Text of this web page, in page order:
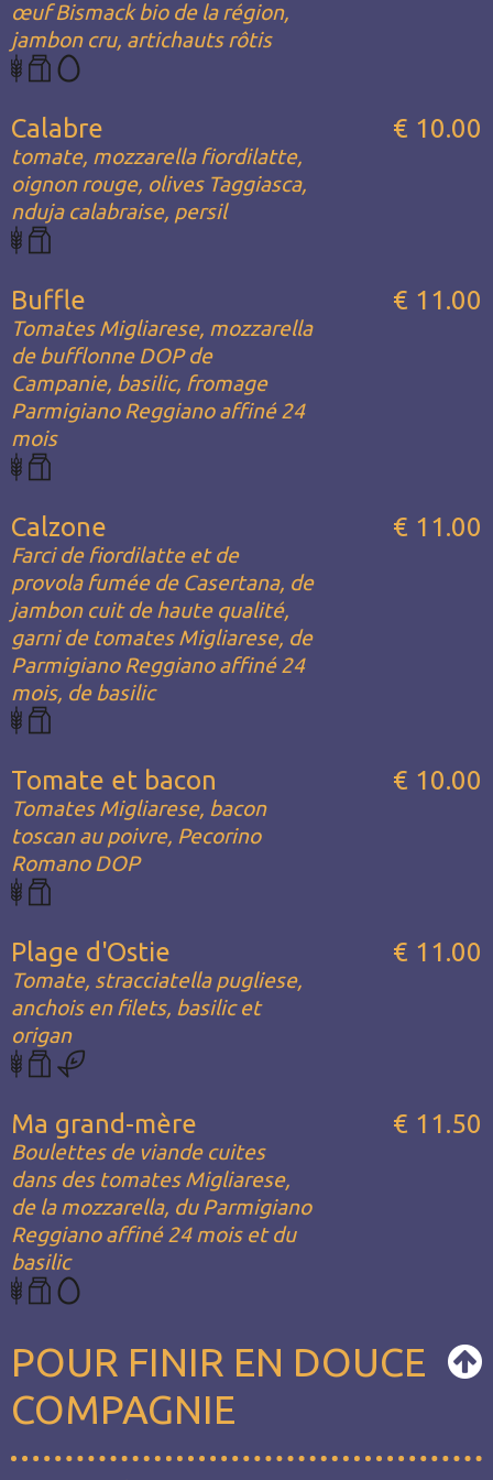
œuf Bismack bio de la région,
jambon cru, artichauts rôtis
Calabre
tomate, mozzarella fiordilatte,
oignon rouge, olives Taggiasca,
nduja calabraise, persil
€ 10.00
Buffle
Tomates Migliarese, mozzarella
de bufflonne DOP de
Campanie, basilic, fromage
Parmigiano Reggiano affiné 24
mois
€ 11.00
Calzone
Farci de fiordilatte et de
provola fumée de Casertana, de
jambon cuit de haute qualité,
garni de tomates Migliarese, de
Parmigiano Reggiano affiné 24
mois, de basilic
€ 11.00
Tomate et bacon
Tomates Migliarese, bacon
toscan au poivre, Pecorino
Romano DOP
€ 10.00
Plage d'Ostie
Tomate, stracciatella pugliese,
anchois en filets, basilic et
origan
€ 11.00
Ma grand-mère
Boulettes de viande cuites
dans des tomates Migliarese,
de la mozzarella, du Parmigiano
Reggiano affiné 24 mois et du
basilic
€ 11.50
POUR FINIR EN DOUCE
COMPAGNIE